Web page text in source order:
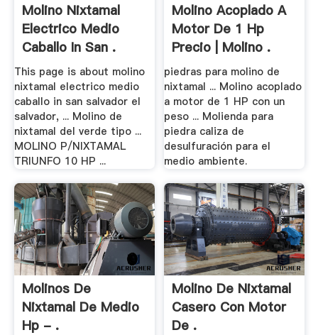
Molino Nixtamal
Electrico Medio
Caballo In San .
This page is about molino
nixtamal electrico medio
caballo in san salvador el
salvador, ... Molino de
nixtamal del verde tipo ...
MOLINO P/NIXTAMAL
TRIUNFO 10 HP ...
Molino Acoplado A
Motor De 1 Hp
Precio | Molino .
piedras para molino de
nixtamal ... Molino acoplado
a motor de 1 HP con un
peso ... Molienda para
piedra caliza de
desulfuración para el
medio ambiente.
Molinos De
Nixtamal De Medio
Hp - .
Molino De Nixtamal
Casero Con Motor
De .